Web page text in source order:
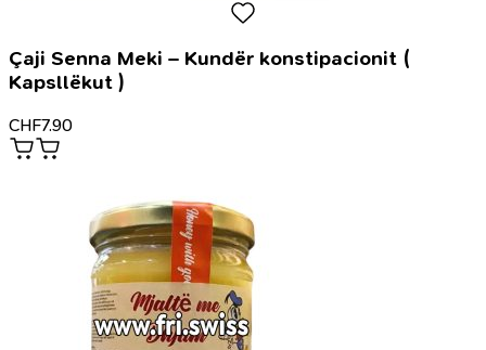
Çaji Senna Meki – Kundër konstipacionit (
Kapsllëkut )
CHF7.90